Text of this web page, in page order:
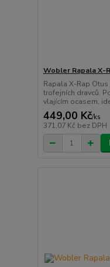
Wobler Rapala X-
Rapala X-Rap
trofejních dravců.
vlajícím ocasem,
449,00 Kč/ks
371,07 Kč bez DPH